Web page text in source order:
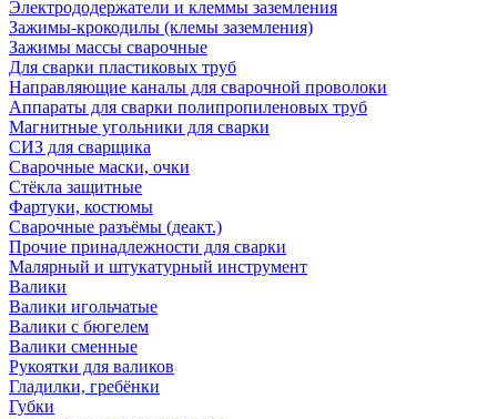
Электрододержатели и клеммы заземления
Зажимы-крокодилы (клемы заземления)
Зажимы массы сварочные
Для сварки пластиковых труб
Направляющие каналы для сварочной проволоки
Аппараты для сварки полипропиленовых труб
Магнитные угольники для сварки
СИЗ для сварщика
Сварочные маски, очки
Стёкла защитные
Фартуки, костюмы
Сварочные разъёмы (деакт.)
Прочие принадлежности для сварки
Малярный и штукатурный инструмент
Валики
Валики игольчатые
Валики с бюгелем
Валики сменные
Рукоятки для валиков
Гладилки, гребёнки
Губки